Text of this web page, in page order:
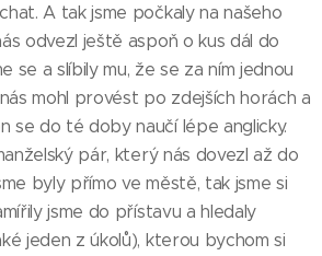
A tak jsme počkaly na našeho
odvezl ještě aspoň o kus dál do
se a slíbily mu, že se za ním jednou
mohl provést po zdejších horách a
se do té doby naučí lépe anglicky.
pár, který nás dovezl až do
byly přímo ve městě, tak jsme si
jsme do přístavu a hledaly
jeden z úkolů), kterou bychom si